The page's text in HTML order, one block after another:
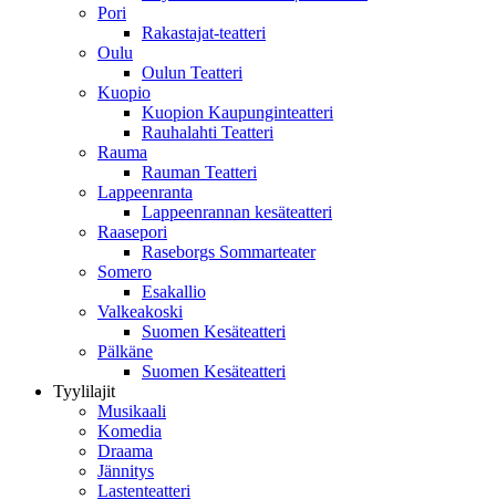
Pori
Rakastajat-teatteri
Oulu
Oulun Teatteri
Kuopio
Kuopion Kaupunginteatteri
Rauhalahti Teatteri
Rauma
Rauman Teatteri
Lappeenranta
Lappeenrannan kesäteatteri
Raasepori
Raseborgs Sommarteater
Somero
Esakallio
Valkeakoski
Suomen Kesäteatteri
Pälkäne
Suomen Kesäteatteri
Tyylilajit
Musikaali
Komedia
Draama
Jännitys
Lastenteatteri